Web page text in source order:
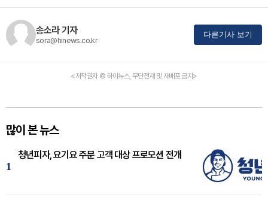
송소라 기자
sora@hinews.co.kr
다른기사 보기
<저작권자 © 하이뉴스, 무단전재 및 재배포 금지>
많이 본 뉴스
1
청년피자, 요기요 주문 고객 대상 프로모션 전개